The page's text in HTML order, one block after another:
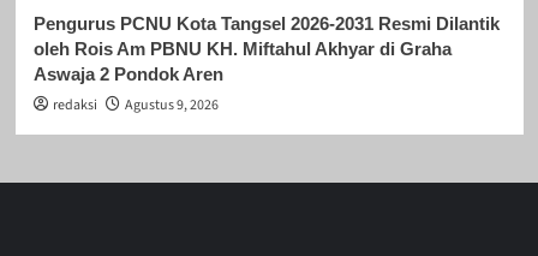
Pengurus PCNU Kota Tangsel 2026-2031 Resmi Dilantik
oleh Rois Am PBNU KH. Miftahul Akhyar di Graha
Aswaja 2 Pondok Aren
redaksi
Agustus 9, 2026